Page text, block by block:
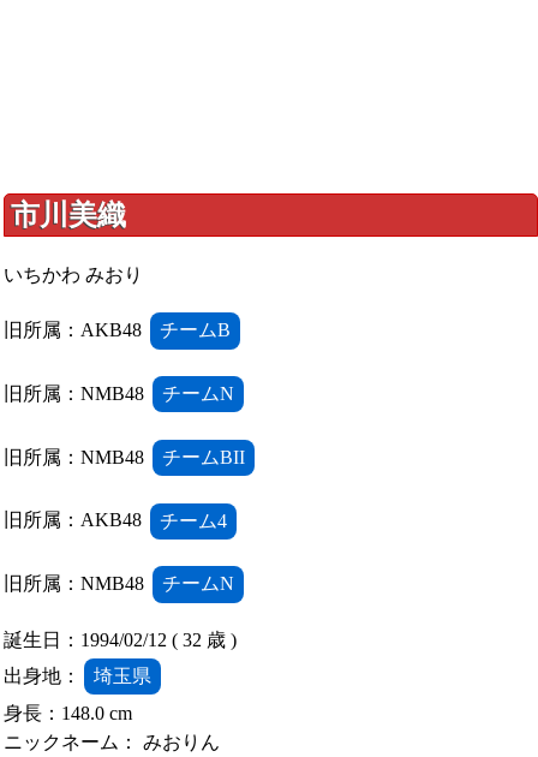
市川美織
いちかわ みおり
旧所属：AKB48 チームB
旧所属：NMB48 チームN
旧所属：NMB48 チームBII
旧所属：AKB48 チーム4
旧所属：NMB48 チームN
誕生日：1994/02/12 ( 32 歳 )
出身地：
埼玉県
身長：148.0 cm
ニックネーム： みおりん